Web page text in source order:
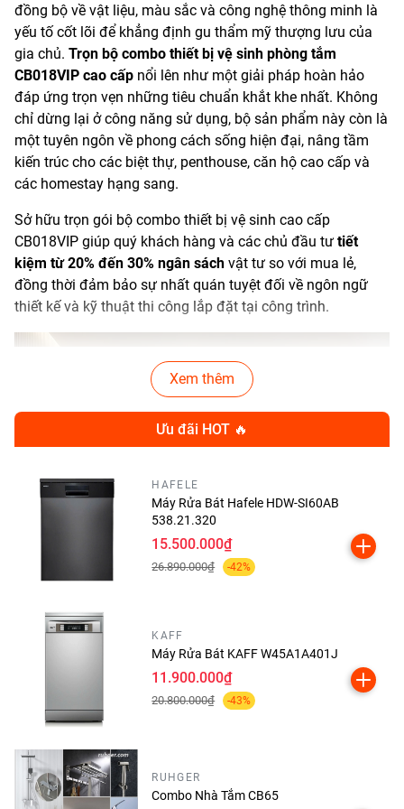
đồng bộ về vật liệu, màu sắc và công nghệ thông minh là
yếu tố cốt lõi để khẳng định gu thẩm mỹ thượng lưu của
gia chủ. Trọn bộ combo thiết bị vệ sinh phòng tắm
CB018VIP cao cấp nổi lên như một giải pháp hoàn hảo
đáp ứng trọn vẹn những tiêu chuẩn khắt khe nhất. Không
chỉ dừng lại ở công năng sử dụng, bộ sản phẩm này còn là
một tuyên ngôn về phong cách sống hiện đại, nâng tầm
kiến trúc cho các biệt thự, penthouse, căn hộ cao cấp và
các homestay hạng sang.
Sở hữu trọn gói bộ combo thiết bị vệ sinh cao cấp
CB018VIP giúp quý khách hàng và các chủ đầu tư tiết
kiệm từ 20% đến 30% ngân sách vật tư so với mua lẻ,
đồng thời đảm bảo sự nhất quán tuyệt đối về ngôn ngữ
thiết kế và kỹ thuật thi công lắp đặt tại công trình.
Sinh Thái 8 Món Trong
Xem thêm
Ưu đãi HOT 🔥
HAFELE
Máy Rửa Bát Hafele HDW-SI60AB
538.21.320
15.500.000₫
26.890.000₫ -42%
KAFF
Máy Rửa Bát KAFF W45A1A401J
11.900.000₫
20.800.000₫ -43%
RUHGER
Combo Nhà Tắm CB65